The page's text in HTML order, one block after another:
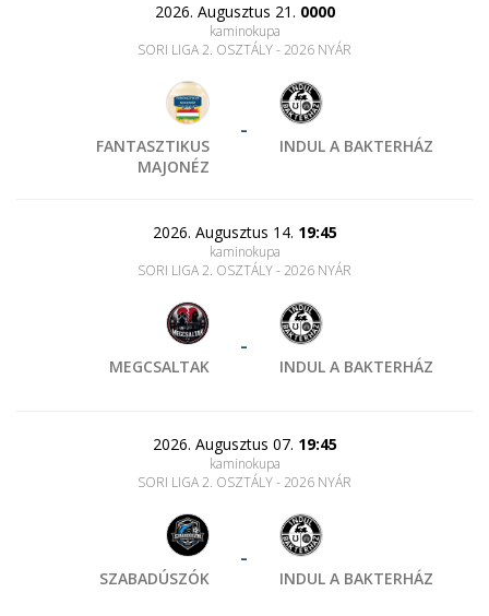
2026. Augusztus 21. 0000
kaminokupa
SORI LIGA 2. OSZTÁLY - 2026 NYÁR
FANTASZTIKUS
MAJONÉZ
-
INDUL A BAKTERHÁZ
2026. Augusztus 14. 19:45
kaminokupa
SORI LIGA 2. OSZTÁLY - 2026 NYÁR
MEGCSALTAK
-
INDUL A BAKTERHÁZ
2026. Augusztus 07. 19:45
kaminokupa
SORI LIGA 2. OSZTÁLY - 2026 NYÁR
SZABADÚSZÓK
-
INDUL A BAKTERHÁZ